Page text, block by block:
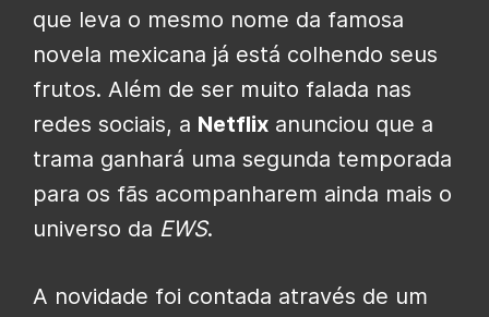
que leva o mesmo nome da famosa
novela mexicana já está colhendo seus
frutos. Além de ser muito falada nas
redes sociais, a Netflix anunciou que a
trama ganhará uma segunda temporada
para os fãs acompanharem ainda mais o
universo da EWS.
A novidade foi contada através de um